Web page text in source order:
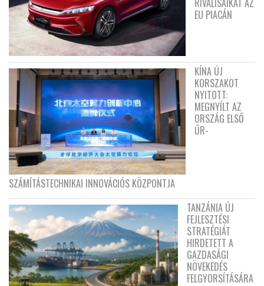
EU PIACÁN
KÍNA ÚJ
KORSZAKOT
NYITOTT:
MEGNYÍLT AZ
ORSZÁG ELSŐ
ŰR-
SZÁMÍTÁSTECHNIKAI INNOVÁCIÓS KÖZPONTJA
TANZÁNIA ÚJ
FEJLESZTÉSI
STRATÉGIÁT
HIRDETETT A
GAZDASÁGI
NÖVEKEDÉS
FELGYORSÍTÁSÁRA